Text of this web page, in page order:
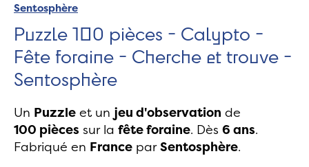
Sentosphère
Puzzle 100 pièces - Calypto -
Fête foraine - Cherche et trouve -
Sentosphère
Un Puzzle et un jeu d'observation de
100 pièces sur la fête foraine. Dès 6 ans.
Fabriqué en France parSentosphère.